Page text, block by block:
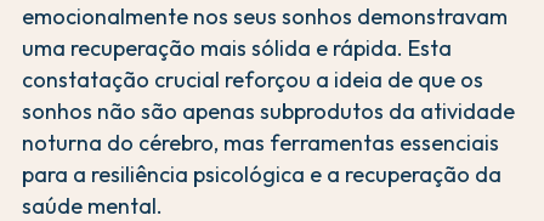
emocionalmente nos seus sonhos demonstravam
uma recuperação mais sólida e rápida. Esta
constatação crucial reforçou a ideia de que os
sonhos não são apenas subprodutos da atividade
noturna do cérebro, mas ferramentas essenciais
para a resiliência psicológica e a recuperação da
saúde mental.